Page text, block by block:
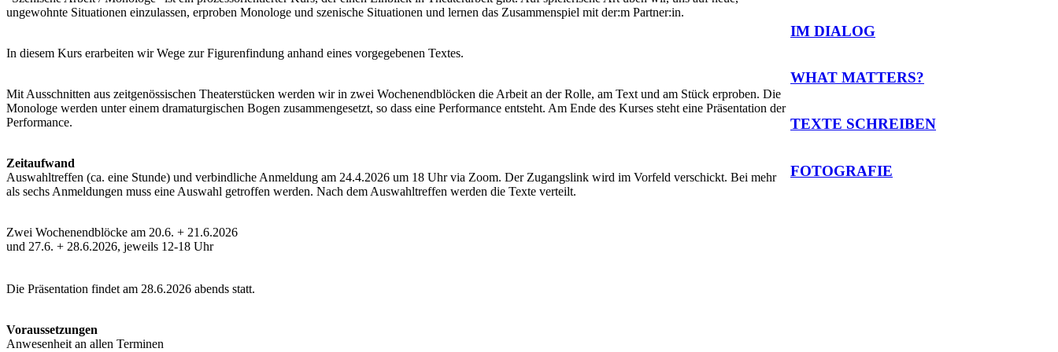
ungewohnte Situationen einzulassen, erproben Monologe und szenische Situationen und lernen das Zusammenspiel mit der:m Partner:in.
In diesem Kurs erarbeiten wir Wege zur Figurenfindung anhand eines vorgegebenen Textes.
Mit Ausschnitten aus zeitgenössischen Theaterstücken werden wir in zwei Wochenendblöcken die Arbeit an der Rolle, am Text und am Stück erproben. Die
Monologe werden unter einem dramaturgischen Bogen zusammengesetzt, so dass eine Performance entsteht. Am Ende des Kurses steht eine Präsentation der
Performance.
Zeitaufwand
Auswahltreffen (ca. eine Stunde) und verbindliche Anmeldung am 24.4.2026 um 18 Uhr via Zoom. Der Zugangslink wird im Vorfeld verschickt. Bei mehr
als sechs Anmeldungen muss eine Auswahl getroffen werden. Nach dem Auswahltreffen werden die Texte verteilt.
Zwei Wochenendblöcke am 20.6. + 21.6.2026
und 27.6. + 28.6.2026, jeweils 12-18 Uhr
Die Präsentation findet am 28.6.2026 abends statt.
Voraussetzungen
Anwesenheit an allen Terminen
IM DIALOG
WHAT MATTERS?
TEXTE SCHREIBEN
FOTOGRAFIE